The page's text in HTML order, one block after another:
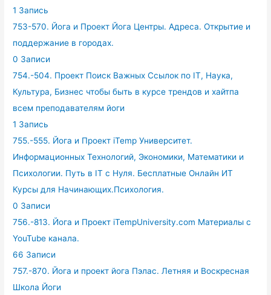
1 Запись
753-570. Йога и Проект Йога Центры. Адреса. Открытие и
поддержание в городах.
0 Записи
754.-504. Проект Поиск Важных Ссылок по IT, Наука,
Культура, Бизнес чтобы быть в курсе трендов и хайтпа
всем преподавателям йоги
1 Запись
755.-555. Йога и Проект iTemp Университет.
Информационных Технологий, Экономики, Математики и
Психологии. Путь в IT с Нуля. Бесплатные Онлайн ИТ
Курсы для Начинающих.Психология.
0 Записи
756.-813. Йога и Проект iTempUniversity.com Материалы с
YouTube канала.
66 Записи
757.-870. Йога и проект йога Пэлас. Летняя и Воскресная
Школа Йоги